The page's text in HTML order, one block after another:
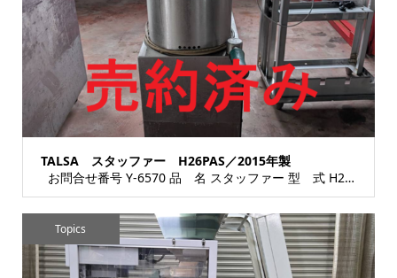
TALSA スタッファー H26PAS／2015年製
お問合せ番号 Y-6570 品 名 スタッファー 型 式 H26PAS 種 類 食肉・...
Topics